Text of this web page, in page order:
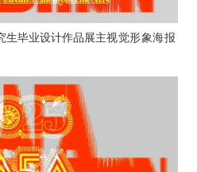
生毕业设计作品展主视觉形象海报